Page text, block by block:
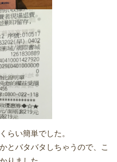
らい簡単でした。
とバタバタしちゃうので、こ